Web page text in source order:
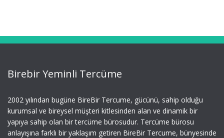
Birebir Yeminli Tercüme
2002 yılından bugüne BireBir Tercume, gücünü, sahip olduğu
kurumsal ve bireysel müşteri kitlesinden alan ve dinamik bir
yapıya sahip olan bir tercüme bürosudur. Tercüme bürosu
anlayışına farklı bir yaklaşım getiren BireBir Tercume, bünyesinde